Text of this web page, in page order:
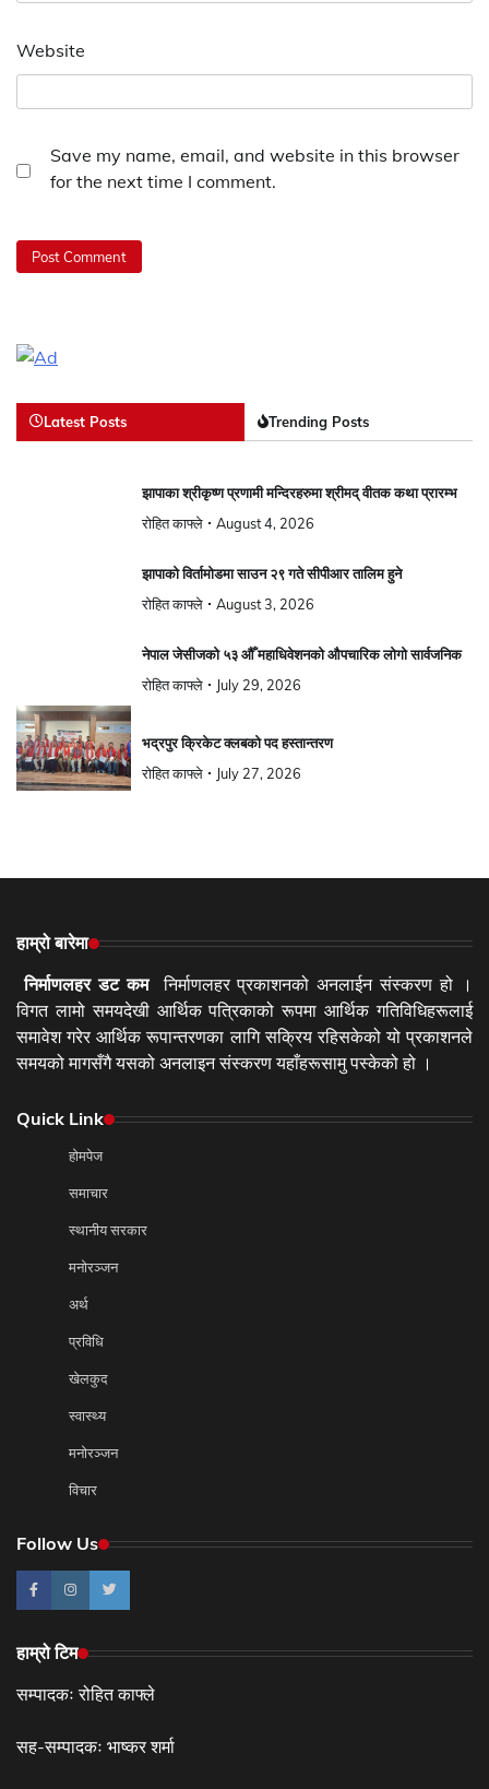
Website
Save my name, email, and website in this browser
for the next time I comment.
Latest Posts Trending Posts
झापाका श्रीकृष्ण प्रणामी मन्दिरहरुमा श्रीमद् वीतक कथा प्रारम्भ
रोहित काफ्ले August 4, 2026
झापाको विर्तामोडमा साउन २९ गते सीपीआर तालिम हुने
रोहित काफ्ले August 3, 2026
नेपाल जेसीजको ५३ औँ महाधिवेशनको औपचारिक लोगो सार्वजनिक
रोहित काफ्ले July 29, 2026
भद्रपुर क्रिकेट क्लबको पद हस्तान्तरण
रोहित काफ्ले July 27, 2026
हाम्रो बारेमा
निर्माणलहर डट कमनिर्माणलहर प्रकाशनको अनलाईन संस्करण हो ।
विगत लामो समयदेखी आर्थिक पत्रिकाको रूपमा आर्थिक गतिविधिहरूलाई
समावेश गरेर आर्थिक रूपान्तरणका लागि सक्रिय रहिसकेको यो प्रकाशनले
समयको मागसँगै यसको अनलाइन संस्करण यहाँहरूसामु पस्केको हो ।
Quick Link
होमपेज
समाचार
स्थानीय सरकार
मनोरञ्जन
अर्थ
प्रविधि
खेलकुद
स्वास्थ्य
मनोरञ्जन
विचार
Follow Us
हाम्रो टिम
सम्पादकः रोहित काफ्ले
सह-सम्पादकः भाष्कर शर्मा